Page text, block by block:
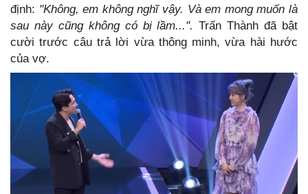
định: "Không, em không nghĩ vậy. Và em mong muốn là
sau này cũng không có bị lầm...". Trấn Thành đã bật
cười trước câu trả lời vừa thông minh, vừa hài hước
của vợ.